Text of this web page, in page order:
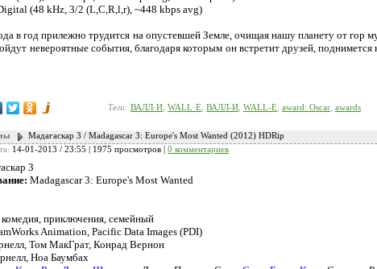
(48 kHz, 3/2 (L,C,R,l,r), ~448 kbps avg)
в год прилежно трудится на опустевшей Земле, очищая нашу планету от гор
невероятные события, благодаря которым он встретит друзей,
Теги: ВАЛЛ·И, WALL·E, ВАЛЛ-И, WALL-E, award: Oscar, awards
Мадагаскар 3 / Madagascar 3: Europe's Most Wanted (2012) HDRip
14-01-2013 / 23:55 | 1975 просмотров | 0 комментариев
3
Madagascar 3: Europe's Most Wanted
приключения, семейный
Animation, Pacific Data Images (PDI)
Том МакГрат, Конрад Вернон
Ноа Баумбах